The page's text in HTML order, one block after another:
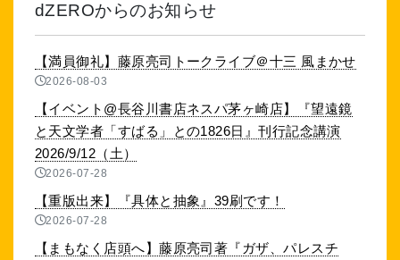
dZEROからのお知らせ
【満員御礼】藤原亮司トークライブ＠十三 風まかせ
2026-08-03
【イベント@長谷川書店ネスパ茅ヶ崎店】『望遠鏡
と天文学者「すばる」との1826日』刊行記念講演
2026/9/12（土）
2026-07-28
【重版出来】『具体と抽象』39刷です！
2026-07-28
【まもなく店頭へ】藤原亮司著『ガザ、パレスチ